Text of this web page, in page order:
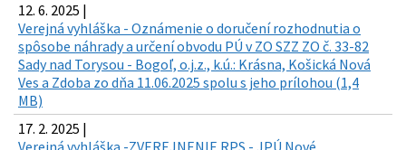
12. 6. 2025 |
Verejná vyhláška - Oznámenie o doručení rozhodnutia o
spôsobe náhrady a určení obvodu PÚ v ZO SZZ ZO č. 33-82
Sady nad Torysou - Bogoľ, o.j.z., k.ú.: Krásna, Košická Nová
Ves a Zdoba zo dňa 11.06.2025 spolu s jeho prílohou (1,4
MB)
17. 2. 2025 |